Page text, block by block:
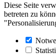
Diese Seite
betreten zu